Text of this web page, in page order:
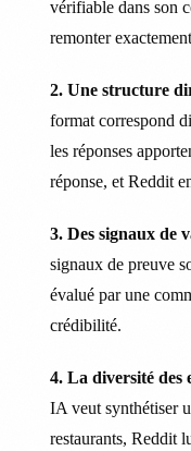
vérifiable dans son
remonter
2. Une structure
format correspond
les réponses
réponse, et Reddit
3. Des signaux de
signaux de preuve
évalué par une
crédibilité.
4. La diversité des
IA veut synthétiser
restaurants, Reddit